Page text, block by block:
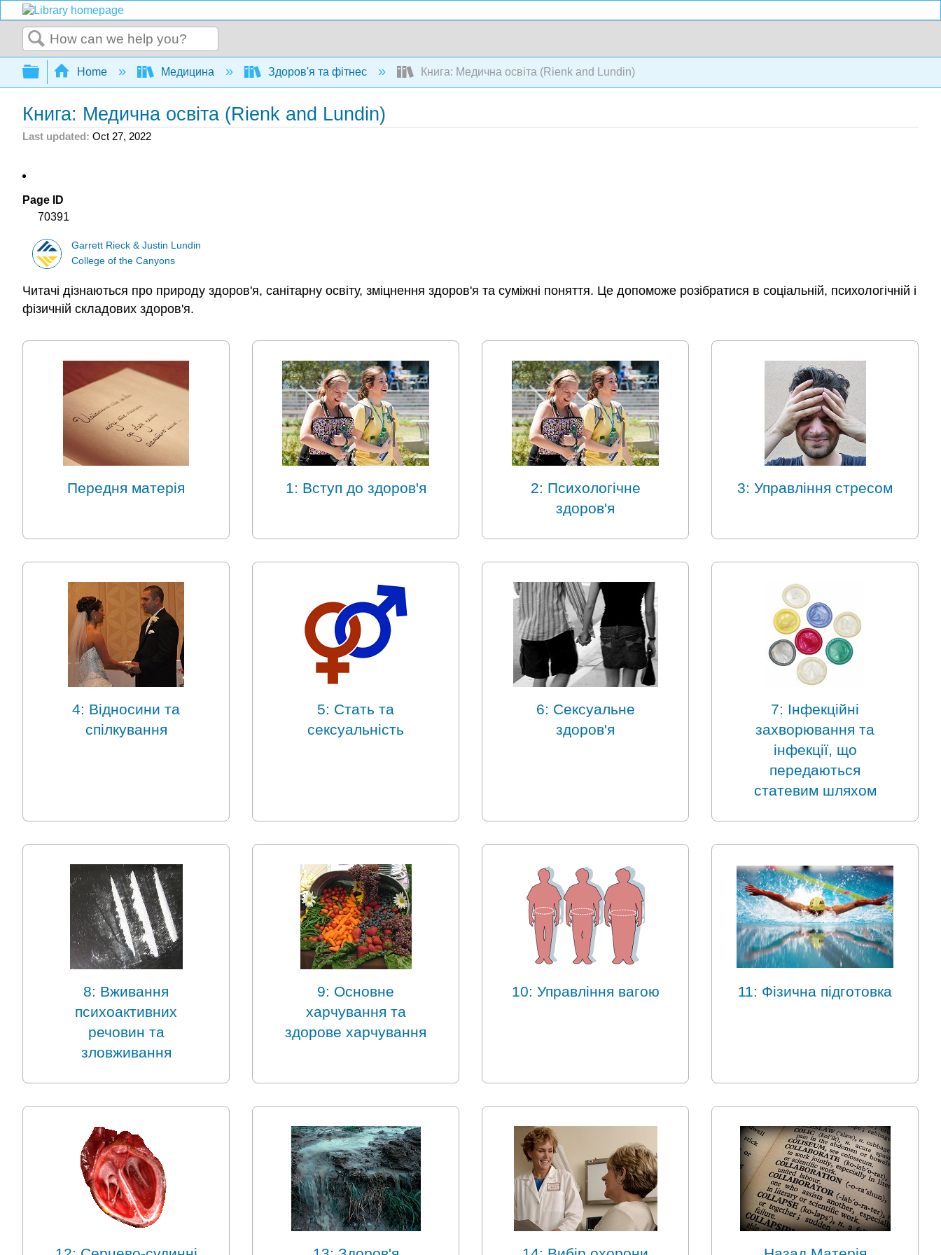
Search
Expand/collapse global hierarchy
Home Медицина Здоров'я та фітнес Книга: Медична освіта (Rienk and Lundin)
Книга: Медична освіта (Rienk and Lundin)
Last updated Oct 27, 2022
Page ID
70391
Garrett Rieck & Justin Lundin
College of the Canyons
Читачі дізнаються про природу здоров'я, санітарну освіту, зміцнення здоров'я та суміжні поняття. Це допоможе розібратися в соціальній, психологічній і
фізичній складових здоров'я.
Передня матерія 1: Вступ до здоров'я
2: Психологічне
здоров'я
3: Управління стресом
4: Відносини та
спілкування
5: Стать та
сексуальність
6: Сексуальне
здоров'я
7: Інфекційні
захворювання та
інфекції, що
передаються
статевим шляхом
8: Вживання
психоактивних
речовин та
зловживання
9: Основне
харчування та
здорове харчування
10: Управління вагою 11: Фізична підготовка